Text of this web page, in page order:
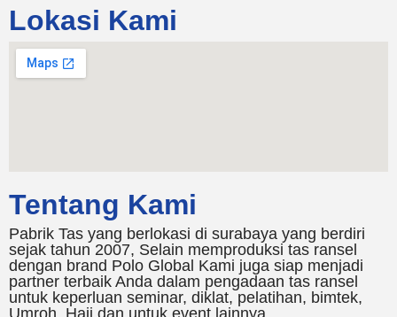
Lokasi Kami
Tentang Kami
Pabrik Tas yang berlokasi di surabaya yang berdiri
sejak tahun 2007, Selain memproduksi tas ransel
dengan brand Polo Global Kami juga siap menjadi
partner terbaik Anda dalam pengadaan tas ransel
untuk keperluan seminar, diklat, pelatihan, bimtek,